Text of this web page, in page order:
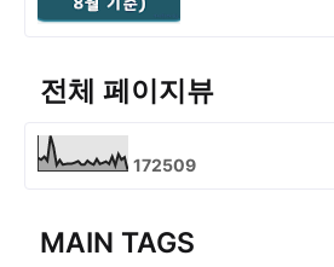
전체 페이지뷰
172509
MAIN TAGS